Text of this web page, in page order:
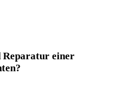
Reparatur einer